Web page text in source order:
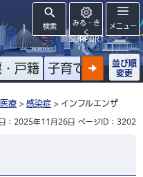
検索
みる・き
く
SUPPORT
メニュー
戸籍 子育て 高齢者
並び順
変更
医療 > 感染症 > インフルエンザ
：2025年11月26日 ページID：3202